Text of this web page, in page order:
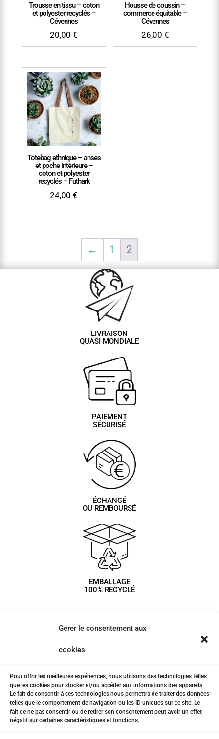
Gérer le consentement aux
cookies
Pour offrir les meilleures expériences, nous utilisons des technologies telles
que les cookies pour stocker et/ou accéder aux informations des appareils.
Le fait de consentir à ces technologies nous permettra de traiter des données
telles que le comportement de navigation ou les ID uniques sur ce site. Le
fait de ne pas consentir ou de retirer son consentement peut avoir un effet
négatif sur certaines caractéristiques et fonctions.
Trousse en tissu – coton
et polyester recyclés –
Cévennes
20,00€
Housse de coussin –
commerce équitable –
Cévennes
26,00 €
Totebag ethnique – anses
et poche intérieure –
coton et polyester
recyclés – Futhark
24,00€
← 1 2
LIVRAISON
QUASI MONDIALE
PAIEMENT
SÉCURISÉ
ÉCHANGÉ
OU REMBOURSÉ
EMBALLAGE
100% RECYCLÉ